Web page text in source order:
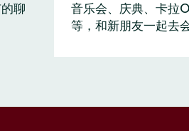
聊
音乐会、庆典、卡拉
等，和新朋友一起去